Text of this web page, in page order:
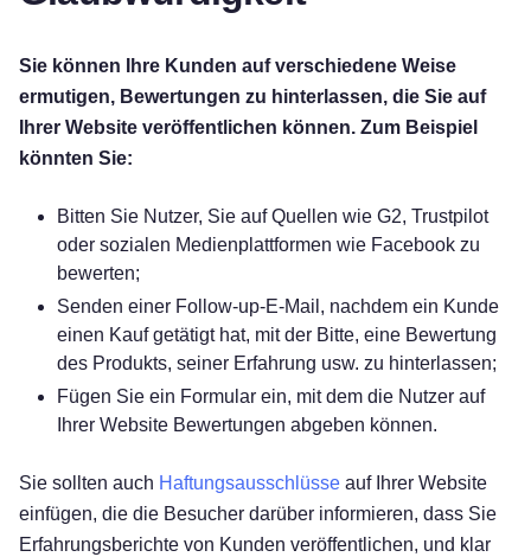
Sie können Ihre Kunden auf verschiedene Weise
ermutigen, Bewertungen zu hinterlassen, die Sie auf
Ihrer Website veröffentlichen können. Zum Beispiel
könnten Sie:
Bitten Sie Nutzer, Sie auf Quellen wie G2, Trustpilot
oder sozialen Medienplattformen wie Facebook zu
bewerten;
Senden einer Follow-up-E-Mail, nachdem ein Kunde
einen Kauf getätigt hat, mit der Bitte, eine Bewertung
des Produkts, seiner Erfahrung usw. zu hinterlassen;
Fügen Sie ein Formular ein, mit dem die Nutzer auf
Ihrer Website Bewertungen abgeben können.
Sie sollten auch Haftungsausschlüsse auf Ihrer Website
einfügen, die die Besucher darüber informieren, dass Sie
Erfahrungsberichte von Kunden veröffentlichen, und klar